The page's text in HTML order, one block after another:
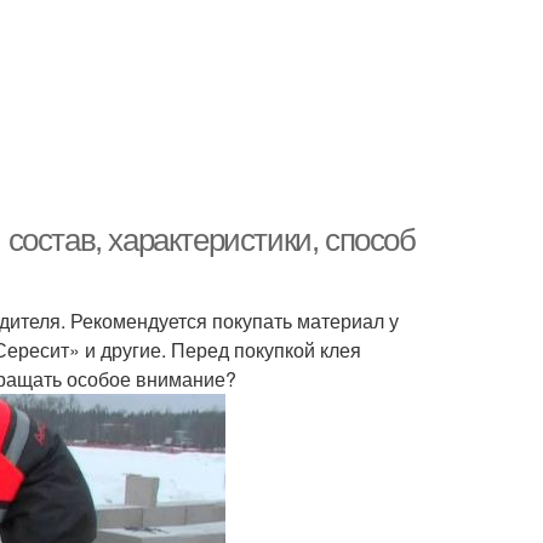
характеристики, способ
Рекомендуется покупать материал у
и другие. Перед покупкой клея
особое внимание?